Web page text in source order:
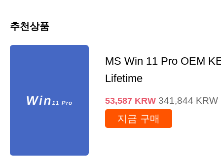
추천상품
MS Win 11 Pro OEM
Lifetime
53,587 KRW 341,844 KRW
지금 구매